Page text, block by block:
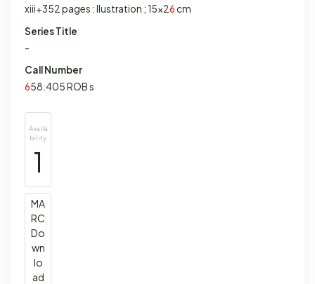
xiii+352 pages : Ilustration ; 15x26 cm
Series Title
-
Call Number
658.405 ROB s
Availa
bility
1
MA
RC
Do
wn
lo
ad